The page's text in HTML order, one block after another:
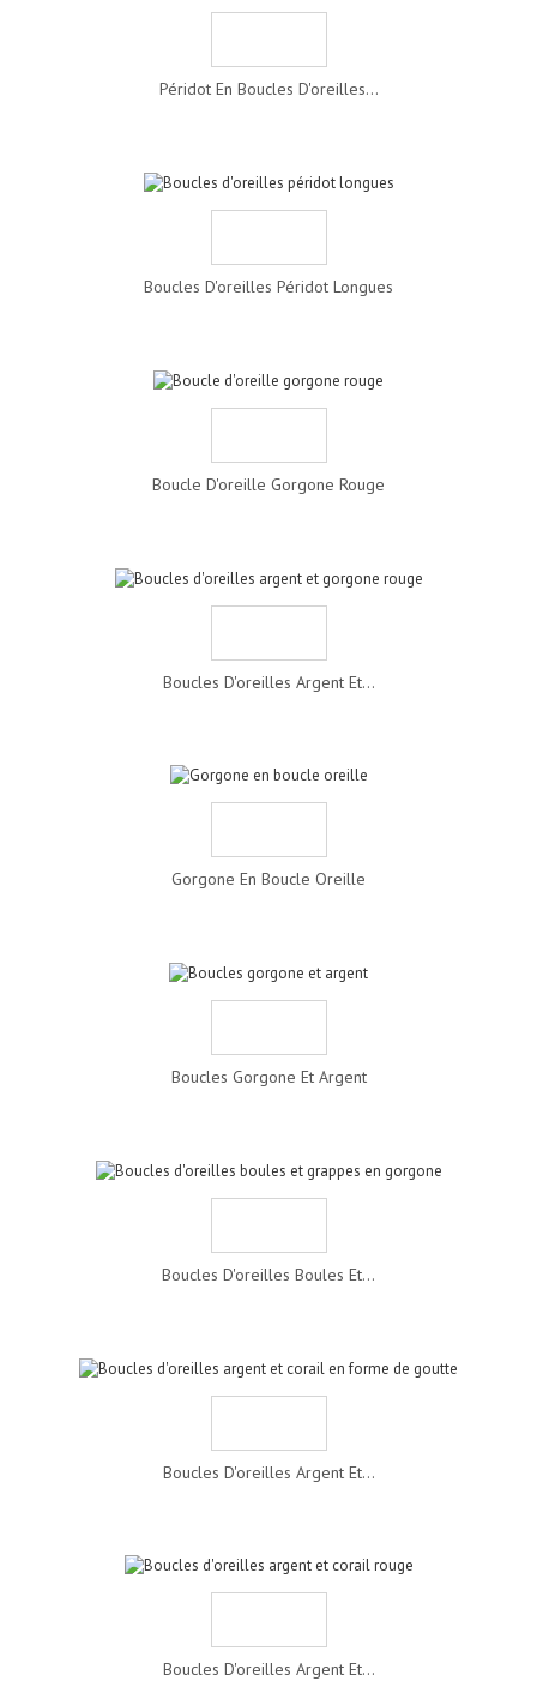
Péridot En Boucles D'oreilles...
Boucles D'oreilles Péridot Longues
Boucle D'oreille Gorgone Rouge
Boucles D'oreilles Argent Et...
Gorgone En Boucle Oreille
Boucles Gorgone Et Argent
Boucles D'oreilles Boules Et...
Boucles D'oreilles Argent Et...
Boucles D'oreilles Argent Et...